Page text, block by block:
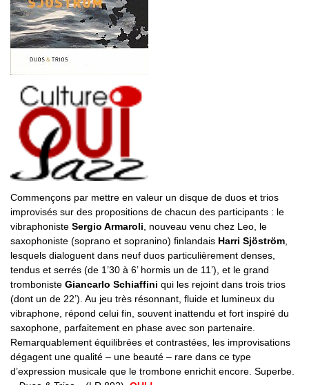
Commençons par mettre en valeur un disque de duos et trios
improvisés sur des propositions de chacun des participants : le
vibraphoniste Sergio Armaroli , nouveau venu chez Leo, le
saxophoniste (soprano et sopranino) finlandais Harri Sjöström
lesquels dialoguent dans neuf duos particulièrement denses,
tendus et serrés (de 1’30 à 6’ hormis un de 11’), et le grand
tromboniste Giancarlo Schiaffini qui les rejoint dans trois trios
(dont un de 22’). Au jeu très résonnant, fluide et lumineux du
vibraphone, répond celui fin, souvent inattendu et fort inspiré du
saxophone, parfaitement en phase avec son partenaire.
Remarquablement équilibrées et contrastées, les improvisations
dégagent une qualité – une beauté – rare dans ce type
d’expression musicale que le trombone enrichit encore. Superbe.